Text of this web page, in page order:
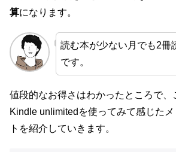
算になります。
読む本が少ない月でも2冊
です。
値段的なお得さはわかったところで、
Kindle unlimitedを使ってみて感じた
トを紹介していきます。